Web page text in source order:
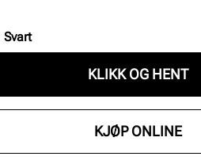
alt. Veskens skall og fôr er
polyester. Mål: 5 cm x 15
Svart
KLIKK OG HENT
KJØP ONLINE